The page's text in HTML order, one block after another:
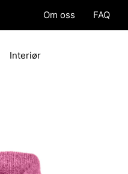
Om oss FAQ
Interiør